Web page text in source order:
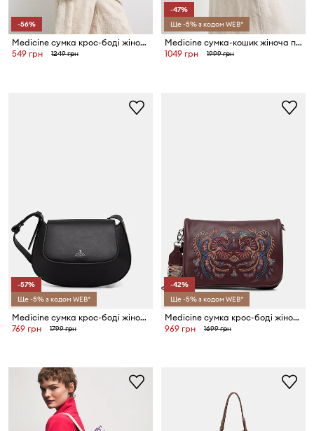
-56%
Medicine сумка крос-боді жіноча
549 грн
1249 грн
-47%
Ще -5% з кодом WEB*
Medicine сумка-кошик жіноча плетена
1049 грн
1999 грн
-57%
Ще -5% з кодом WEB*
Medicine сумка крос-боді жіноча
769 грн
1799 грн
-42%
Ще -5% з кодом WEB*
Medicine сумка крос-боді жіноча
969 грн
1699 грн